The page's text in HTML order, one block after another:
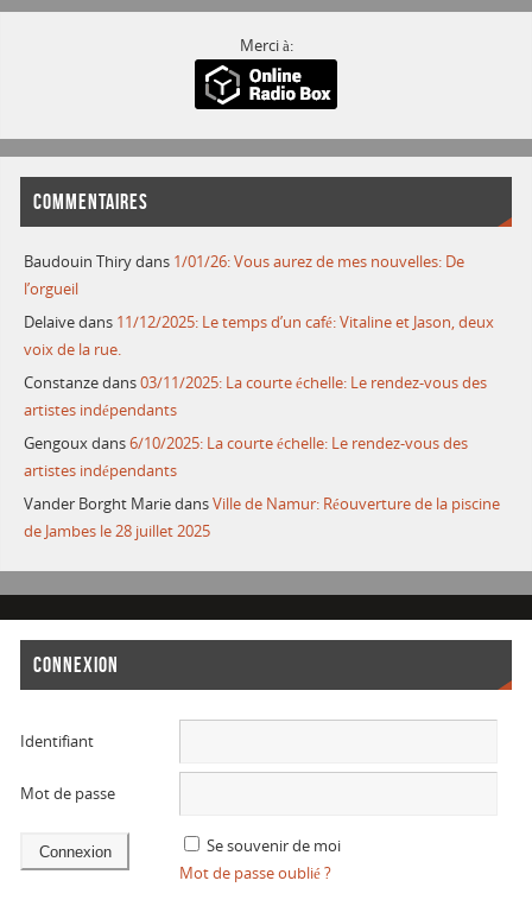
Merci à:
COMMENTAIRES
Baudouin Thirydans 1/01/26: Vous aurez de mes nouvelles: De
l’orgueil
Delaivedans 11/12/2025: Le temps d’un café: Vitaline et Jason, deux
voix de la rue.
Constanzedans03/11/2025: La courte échelle: Le rendez-vous des
artistes indépendants
Gengouxdans6/10/2025: La courte échelle: Le rendez-vous des
artistes indépendants
Vander Borght MariedansVille de Namur: Réouverture de la piscine
de Jambes le 28 juillet 2025
CONNEXION
Identifiant
Mot de passe
Se souvenir de moi
Mot de passe oublié ?